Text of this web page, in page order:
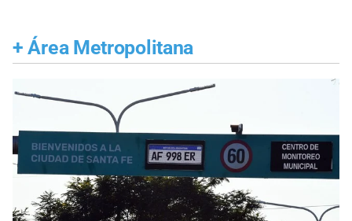
+ Área Metropolitana